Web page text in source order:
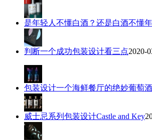
是年轻人不懂白酒？还是白酒不懂
判断一个成功包装设计看三点2020-
包装设计一个海鲜餐厅的绝妙葡萄酒
威士忌系列包装设计Castle and Key